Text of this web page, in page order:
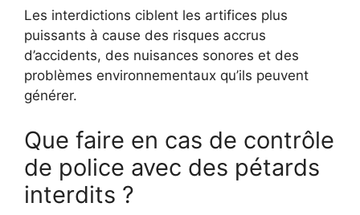
Les interdictions ciblent les artifices plus
puissants à cause des risques accrus
d’accidents, des nuisances sonores et des
problèmes environnementaux qu’ils peuvent
générer.
Que faire en cas de contrôle
de police avec des pétards
interdits ?